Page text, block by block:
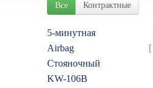
Все Контрактные
5-минутная
Airbag
Cтояночный
KW-106B